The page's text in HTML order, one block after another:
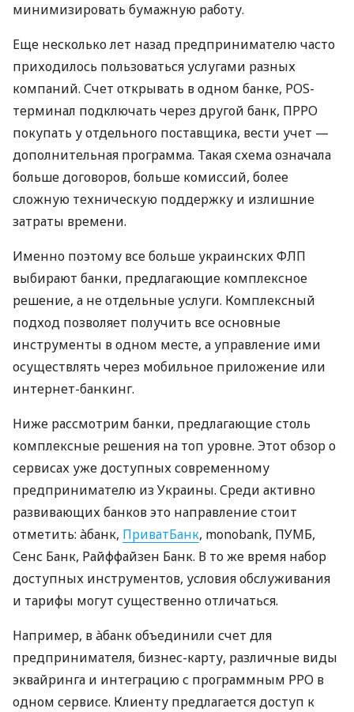
минимизировать бумажную работу.
Еще несколько лет назад предпринимателю часто
приходилось пользоваться услугами разных
компаний. Счет открывать в одном банке, POS-
терминал подключать через другой банк, ПРРО
покупать у отдельного поставщика, вести учет —
дополнительная программа. Такая схема означала
больше договоров, больше комиссий, более
сложную техническую поддержку и излишние
затраты времени.
Именно поэтому все больше украинских ФЛП
выбирают банки, предлагающие комплексное
решение, а не отдельные услуги. Комплексный
подход позволяет получить все основные
инструменты в одном месте, а управление ими
осуществлять через мобильное приложение или
интернет-банкинг.
Ниже рассмотрим банки, предлагающие столь
комплексные решения на топ уровне. Этот обзор о
сервисах уже доступных современному
предпринимателю из Украины. Среди активно
развивающих банков это направление стоит
отметить: àбанк, ПриватБанк, monobank, ПУМБ,
Сенс Банк, Райффайзен Банк. В то же время набор
доступных инструментов, условия обслуживания
и тарифы могут существенно отличаться.
Например, в àбанк объединили счет для
предпринимателя, бизнес-карту, различные виды
эквайринга и интеграцию с программным РРО в
одном сервисе. Клиенту предлагается доступ к